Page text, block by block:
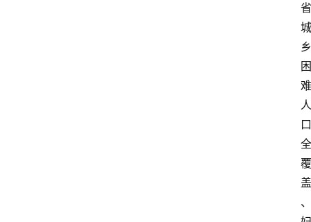
省
城
乡
困
难
人
口
全
覆
盖
、